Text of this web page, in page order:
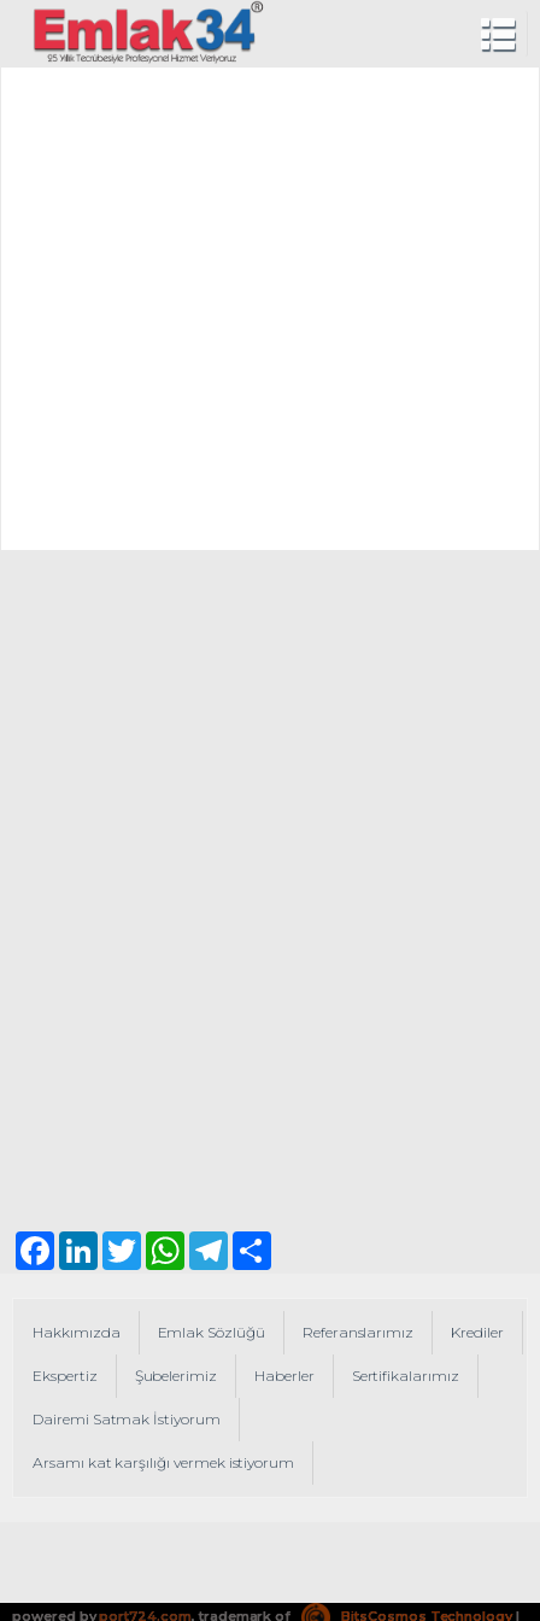
Hakkımızda Emlak Sözlüğü Referanslarımız Krediler
Ekspertiz Şubelerimiz Haberler Sertifikalarımız
Dairemi Satmak İstiyorum
Arsamı kat karşılığı vermek istiyorum
FacebookLinkedInTwitter WhatsAppTelegram
powered byport724.com, trademark of BitsCosmos Technology|